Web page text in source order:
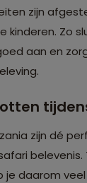
zijn
kinderen. Zo
aan en
zijn dé
belevenis.
je daarom